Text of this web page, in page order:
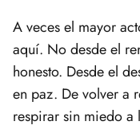
A veces el mayor
aquí. No desde el
honesto. Desde el
en paz. De volver a
respirar sin miedo